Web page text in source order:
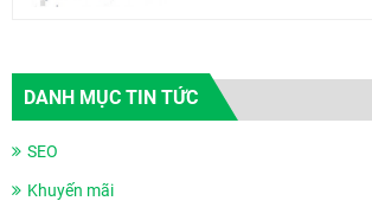
DANH MỤC TIN TỨC
SEO
Khuyến mãi